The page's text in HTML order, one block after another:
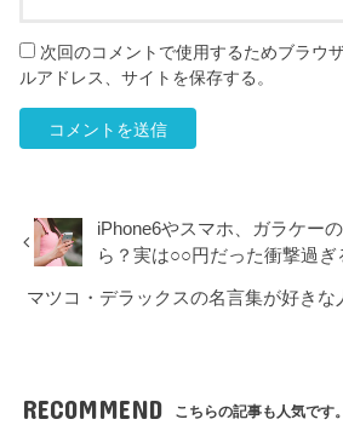
次回のコメントで使用するためブラウ
ルアドレス、サイトを保存する。
iPhone6やスマホ、ガラケー
ら？実は○○円だった衝撃過ぎ
マツコ・デラックスの名言集が好きな
RECOMMEND こちらの記事も人気です。